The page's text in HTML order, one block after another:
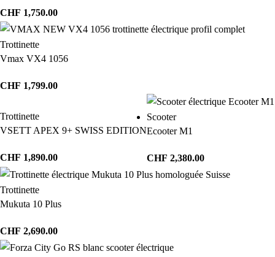
CHF 1,750.00
Trottinette
Vmax VX4 1056
CHF 1,799.00
Trottinette
VSETT APEX 9+ SWISS EDITION
CHF 1,890.00
Scooter
Ecooter M1
CHF 2,380.00
Trottinette
Mukuta 10 Plus
CHF 2,690.00